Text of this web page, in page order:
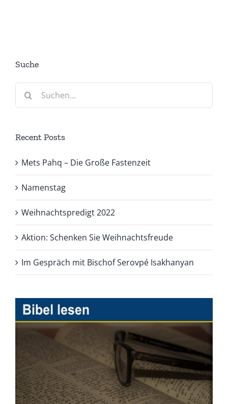
Suche
Suche
Recent Posts
Mets Pahq – Die Große Fastenzeit
Namenstag
Weihnachtspredigt 2022
Aktion: Schenken Sie Weihnachtsfreude
Im Gespräch mit Bischof Serovpé Isakhanyan